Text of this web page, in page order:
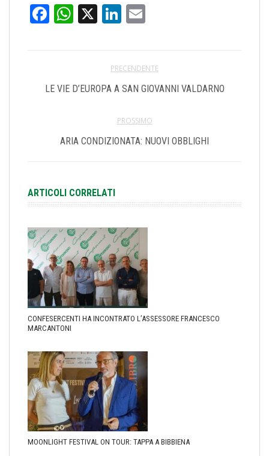
Facebook
WhatsApp
X LinkedIn
PRECENDENTE
LE VIE D’EUROPA A SAN GIOVANNI VALDARNO
PROSSIMO
ARIA CONDIZIONATA: NUOVI OBBLIGHI
ARTICOLI CORRELATI
CONFESERCENTI HA INCONTRATO L’ASSESSORE FRANCESCO
MARCANTONI
MOONLIGHT FESTIVAL ON TOUR: TAPPA A BIBBIENA